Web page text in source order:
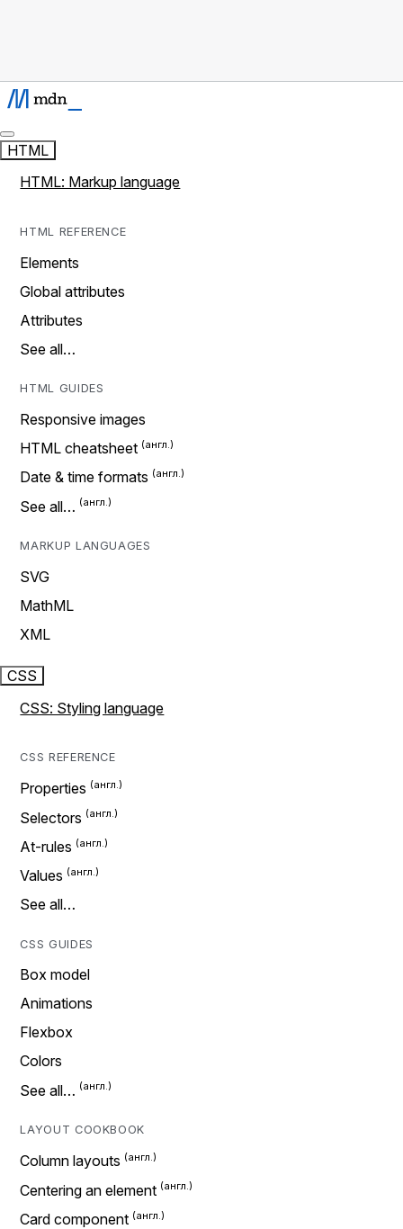
HTML
HTML: Markup language
HTML REFERENCE
Elements
Global attributes
Attributes
See all…
HTML GUIDES
Responsive images
HTML cheatsheet
Date & time formats
See all…
MARKUP LANGUAGES
SVG
MathML
XML
CSS
CSS: Styling language
CSS REFERENCE
Properties
Selectors
At-rules
Values
See all…
CSS GUIDES
Box model
Animations
Flexbox
Colors
See all…
LAYOUT COOKBOOK
Column layouts
Centering an element
Card component